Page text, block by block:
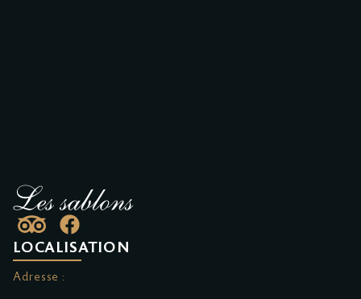
LOCALISATION
Adresse :